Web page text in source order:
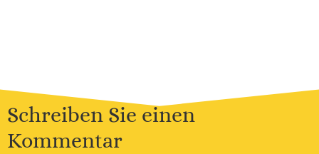
Schreiben Sie einen
Kommentar